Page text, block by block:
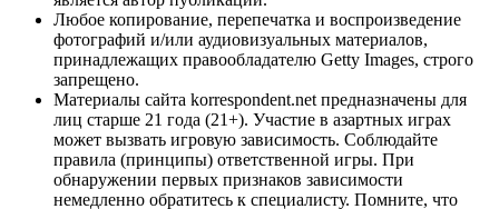
Любое копирование, перепечатка и воспроизведение
фотографий и/или аудиовизуальных материалов,
принадлежащих правообладателю Getty Images, строго
запрещено.
Материалы сайта korrespondent.net предназначены для
лиц старше 21 года (21+). Участие в азартных играх
может вызвать игровую зависимость. Соблюдайте
правила (принципы) ответственной игры. При
обнаружении первых признаков зависимости
немедленно обратитесь к специалисту. Помните, что